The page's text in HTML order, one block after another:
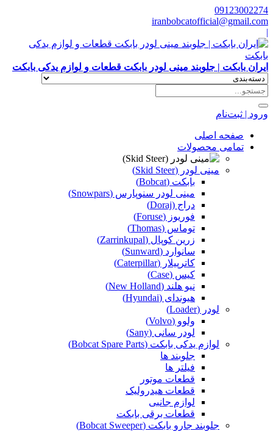
09123002274
iranbobcatofficial@gmail.com
|
ایران بابکت | جلوبند مینی لودر بابکت قطعات و لوازم یدکی بابکت
ورود | ثبت‌نام
صفحه اصلی
تمامی محصولات
مینی لودر (Skid Steer)
بابکت (Bobcat)
مینی لودر سنوپارس (Snowpars)
دراج (Doraj)
فوریوز (Foruse)
توماس (Thomas)
زرین کوپال (Zarrinkupal)
سانوارد (Sunward)
کاترپیلار (Caterpillar)
کیس (Case)
نیو هلند (New Holland)
هیوندای (Hyundai)
لودر (Loader)
ولوو (Volvo)
لودر سانی (Sany)
لوازم یدکی بابکت (Bobcat Spare Parts)
جلوبند ها
فیلتر ها
قطعات موتور
قطعات هیدرولیک
لوازم جانبی
قطعات برقی بابکت
جلوبند جارو بابکت (Bobcat Sweeper)